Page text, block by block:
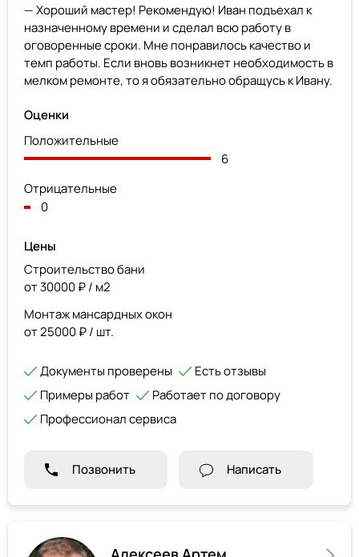
— Хороший мастер! Рекомендую! Иван подъехал к
назначенному времени и сделал всю работу в
оговоренные сроки. Мне понравилось качество и
темп работы. Если вновь возникнет необходимость в
мелком ремонте, то я обязательно обращусь к Ивану.
Оценки
Положительные
6
Отрицательные
0
Цены
Строительство бани
от 30000 ₽ / м2
Монтаж мансардных окон
от 25000 ₽ / шт.
Документы проверены
Есть отзывы
Примеры работ
Работает по договору
Профессионал сервиса
Позвонить Написать